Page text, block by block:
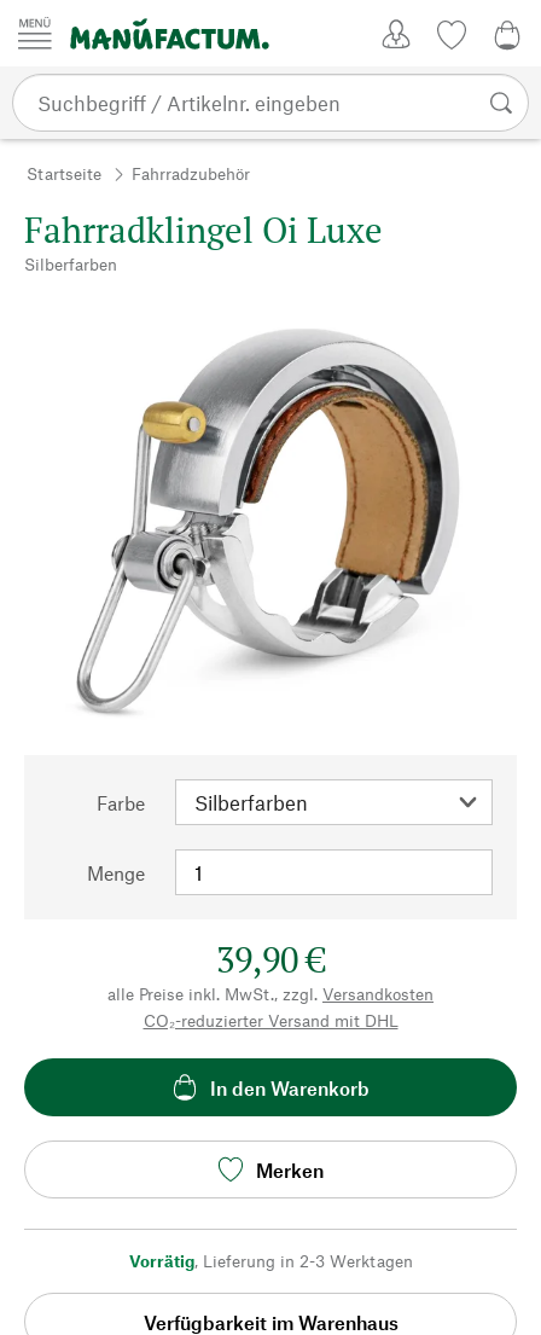
Zum Inhalt springen
Startseite Fahrradzubehör
Fahrradklingel Oi Luxe
Silberfarben
Farbe
Menge
39,90 €
alle Preise inkl. MwSt., zzgl. Versandkosten
CO₂-reduzierter Versand mit DHL
In den Warenkorb
Merken
Vorrätig, Lieferung in 2-3 Werktagen
Verfügbarkeit im Warenhaus